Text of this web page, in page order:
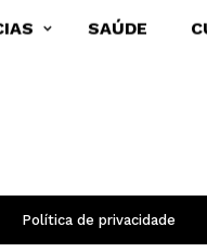
Política de privacidade
SAÚDE